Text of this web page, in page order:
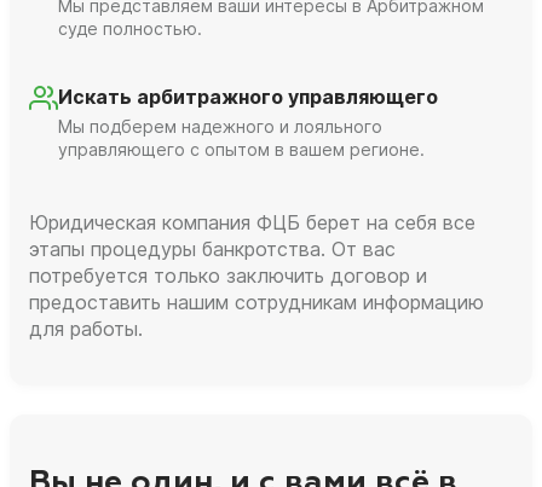
Мы представляем ваши интересы в Арбитражном
суде полностью.
Искать арбитражного управляющего
Мы подберем надежного и лояльного
управляющего с опытом в вашем регионе.
Юридическая компания ФЦБ берет на себя все
этапы процедуры банкротства. От вас
потребуется только заключить договор и
предоставить нашим сотрудникам информацию
для работы.